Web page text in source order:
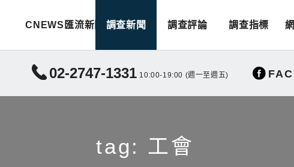
CNEWS匯流新聞 調查新聞 調查評論 調查指標
02-2747-1331 10:00-19:00 (週一至週五)
tag: 工會